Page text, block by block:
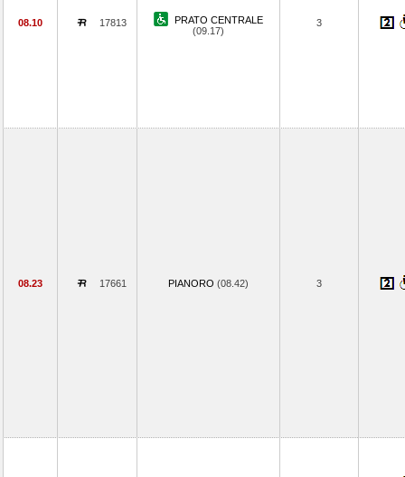
08.10 17813
PRATO CENTRALE
(09.17)
3
08.23 17661 PIANORO (08.42) 3